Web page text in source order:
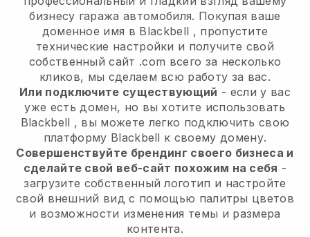
бизнесу гаража автомобиля. Покупая ваше
доменное имя в Blackbell , пропустите
технические настройки и получите свой
собственный сайт .com всего за несколько
кликов, мы сделаем всю работу за вас.
Или подключите существующий - если у вас
уже есть домен, но вы хотите использовать
Blackbell , вы можете легко подключить свою
платформу Blackbell к своему домену.
Совершенствуйте брендинг своего бизнеса и
сделайте свой веб-сайт похожим на себя -
загрузите собственный логотип и настройте
свой внешний вид с помощью палитры цветов
и возможности изменения темы и размера
контента.